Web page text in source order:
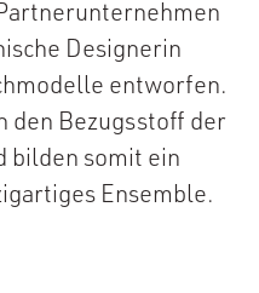
Designerin
entworfen.
den Bezugsstoff der
bilden somit ein
Ensemble.